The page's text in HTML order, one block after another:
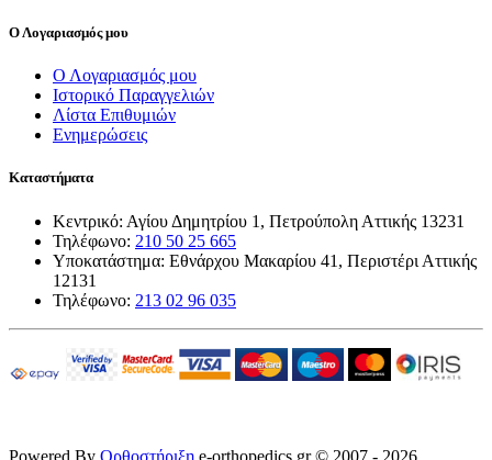
Ο Λογαριασμός μου
Ο Λογαριασμός μου
Ιστορικό Παραγγελιών
Λίστα Επιθυμιών
Ενημερώσεις
Καταστήματα
Κεντρικό: Αγίου Δημητρίου 1, Πετρούπολη Αττικής 13231
Τηλέφωνο: 210 50 25 665
Υποκατάστημα: Εθνάρχου Μακαρίου 41, Περιστέρι Αττικής
12131
Τηλέφωνο: 213 02 96 035